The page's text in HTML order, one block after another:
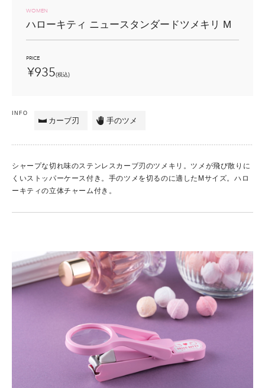
WOMEN
ハローキティ ニュースタンダードツメキリ M
PRICE
¥935(税込)
INFO
カーブ刃 手のツメ
シャープな切れ味のステンレスカーブ刃のツメキリ。ツメが飛び散りに
くいストッパーケース付き。手のツメを切るのに適したMサイズ。ハロ
ーキティの立体チャーム付き。